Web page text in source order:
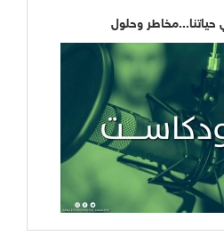
حياتنا...مخاطر وحلول